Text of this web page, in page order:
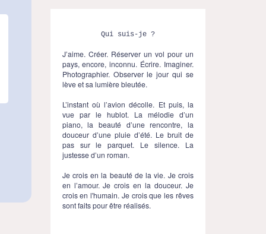
Qui suis-je ?
J’aime. Créer. Réserver un vol pour un
pays, encore, inconnu. Écrire. Imaginer.
Photographier. Observer le jour qui se
lève et sa lumière bleutée.
L’instant où l’avion décolle. Et puis, la
vue par le hublot. La mélodie d’un
piano, la beauté d’une rencontre, la
douceur d’une pluie d’été. Le bruit de
pas sur le parquet. Le silence. La
justesse d’un roman.
Je crois en la beauté de la vie. Je crois
en l’amour. Je crois en la douceur. Je
crois en l'humain. Je crois que les rêves
sont faits pour être réalisés.